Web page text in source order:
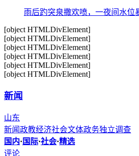
雨后趵突泉撒欢喷，一夜间水位
[object HTMLDivElement]
[object HTMLDivElement]
[object HTMLDivElement]
[object HTMLDivElement]
[object HTMLDivElement]
[object HTMLDivElement]
新闻
山东
新闻政教经济社会文体政务独立调查
国内· 国际·社会·精选
评论